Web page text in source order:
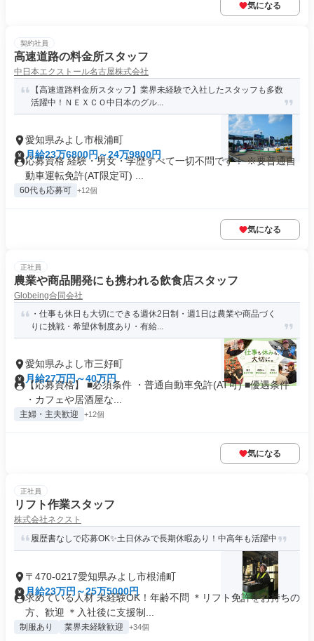
気になる
契約社員
高速道路の料金所スタッフ
中日本エクストール名古屋株式会社
【高速道路料金所スタッフ】業界未経験で入社したスタッフも多数
活躍中！ＮＥＸＣＯ中日本のグル...
愛知県みよし市根浦町
月給23万6800円～24万9800円
応募資格 経験・男女・学歴すべて一切不問です！ ※要普通自
動車運転免許(AT限定可) ...
60代も応募可 +12個
気になる
正社員
農業や商品開発にも携われる飲食店スタッフ
Globeing合同会社
・仕事も休日も大切にできる週休2日制・週1日は農業や商品づく
りに挑戦・希望休制度あり・有給...
愛知県みよし市三好町
月給27万円～40万円
【応募資格】 ■必須条件 ・普通自動車免許(AT可) ■優遇条件
・カフェや居酒屋な...
主婦・主夫歓迎 +12個
気になる
正社員
リフト作業スタッフ
株式会社ネクスト
履歴書なしで応募OK✨土日休みで長期休暇あり！中高年も活躍中
〒470-0217愛知県みよし市根浦町
月給23万円～25万5000円
求めている人材 未経験OK！年齢不問 ＊リフト免許をお持ちの
方、歓迎 ＊入社後に支援制...
制服あり 業界未経験歓迎 +34個